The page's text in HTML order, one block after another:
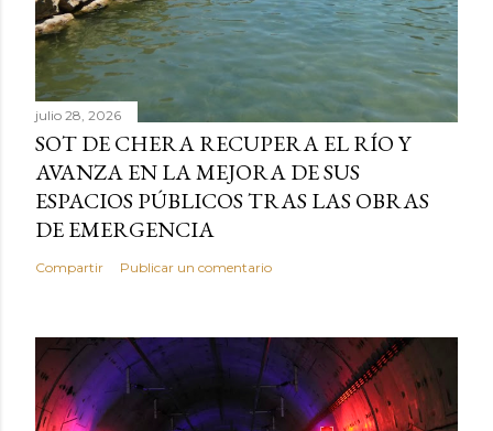
julio 28, 2026
SOT DE CHERA RECUPERA EL RÍO Y
AVANZA EN LA MEJORA DE SUS
ESPACIOS PÚBLICOS TRAS LAS OBRAS
DE EMERGENCIA
Compartir Publicar un comentario